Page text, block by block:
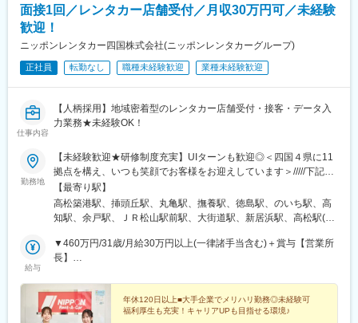
■1日の流れ
10時：販売戦略ミーティング
11時：代理店との商談（1）
12時：ランチ
13時：データ分析、提案資料の作成
15時：代理店との商談（2）
17時：帰社、事務作業、翌日の準備
18時：退社
■研修制度
入社後は全体研修の後、支社配属となり、商談同行や、資料作成
のサポートからお任せします。中途入社社員も早期に馴染めるよ
う、1年間「エンゲージメントサポーター」をアサインします。
OJT/カルチャーの伝承/人間関係構築をサポートします。
■「ブロック転勤コース」について
〇異動：あり (ブロック内の組織に限る。ただし、「一時転勤」
も可能。)
〇手当：居住地の変更をともなう異動が生じた場合に以下を支
給。
面接1回／レンタカー店舗受付／月収30万円可／未経験
歓迎！
ニッポンレンタカー四国株式会社(ニッポンレンタカーグループ)
正社員 転勤なし 職種未経験歓迎 業種未経験歓迎
仕事内容
【人柄採用】地域密着型のレンタカー店舗受付・接客・データ入
力業務★未経験OK！
勤務地
【未経験歓迎★研修制度充実】UIターンも歓迎◎＜四国４県に11
拠点を構え、いつも笑顔でお客様をお迎えしています＞/////下記営
業所にて募集中◎/////【香川県】■高松空港■高松駅前■丸亀
【徳島県】■徳島空港■徳島駅東【愛媛県】■松山空港■松山駅前■
松山大街道※高知県での勤務をご希望の場合は、お問合せ下さい！
【最寄り駅】
高松築港駅、挿頭丘駅、丸亀駅、撫養駅、徳島駅、のいち駅、高
知駅、余戸駅、ＪＲ松山駅前駅、大街道駅、新居浜駅、高松駅(香
県)、高知橋駅、大手町駅(愛媛県)、東雲口駅
給与
▼460万円/31歳/月給30万円以上(一律諸手当含む)＋賞与【営業所
長】
年休120日以上■大手企業でメリハリ勤務◎未経験可
福利厚生も充実！キャリアUPも目指せる環境♪